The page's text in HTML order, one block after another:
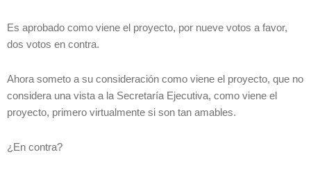
Es aprobado como viene el proyecto, por nueve votos a favor,
dos votos en contra.
Ahora someto a su consideración como viene el proyecto, que no
considera una vista a la Secretaría Ejecutiva, como viene el
proyecto, primero virtualmente si son tan amables.
¿En contra?